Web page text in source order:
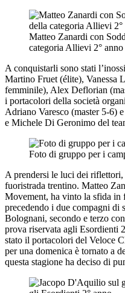
Matteo Zanardi con
categoria Allievi 2° anno
A conquistarli sono stati
Martino Fruet (élite), Vanessa
femminile), Alex Deflorian
i portacolori della società
Adriano Varesco (master 5-6)
e Michele Di Geronimo del
Foto di gruppo per i
A prendersi le luci dei riflettori,
fuoristrada trentino. Matteo
Movement, ha vinto la sfida
precedendo i due compagni di
Bolognani, secondo e terzo
prova riservata agli Esordienti
stato il portacolori del Veloce
per una domenica è tornato a
questa stagione ha deciso di